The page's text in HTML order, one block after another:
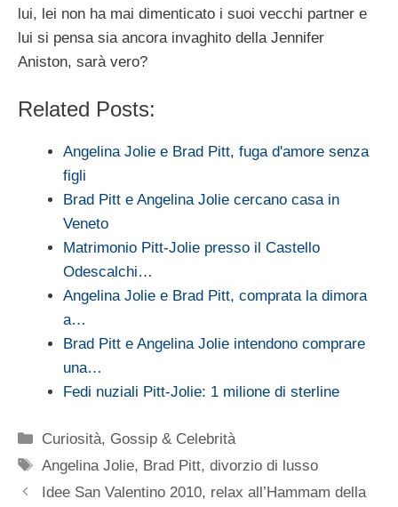
lui, lei non ha mai dimenticato i suoi vecchi partner e
lui si pensa sia ancora invaghito della Jennifer
Aniston, sarà vero?
Related Posts:
Angelina Jolie e Brad Pitt, fuga d'amore senza
figli
Brad Pitt e Angelina Jolie cercano casa in
Veneto
Matrimonio Pitt-Jolie presso il Castello
Odescalchi…
Angelina Jolie e Brad Pitt, comprata la dimora
a…
Brad Pitt e Angelina Jolie intendono comprare
una…
Fedi nuziali Pitt-Jolie: 1 milione di sterline
Categorie
Curiosità, Gossip & Celebrità
Tag
Angelina Jolie, Brad Pitt,divorzio di lusso
Idee San Valentino 2010, relax all’Hammam della